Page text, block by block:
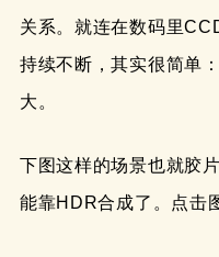
关系。就连在数码里
持续不断，其实很简单
大。
下图这样的场景也就胶
能靠HDR合成了。点击